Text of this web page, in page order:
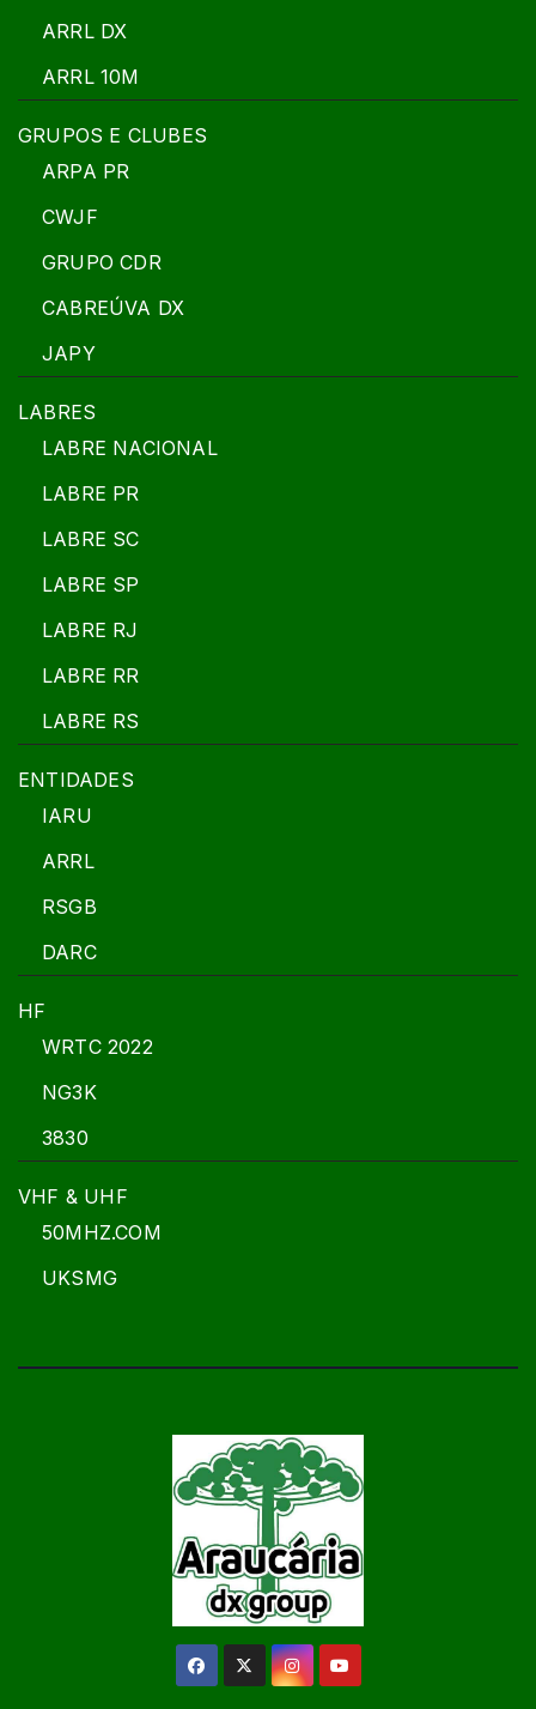
ARRL DX
ARRL 10M
GRUPOS E CLUBES
ARPA PR
CWJF
GRUPO CDR
CABREÚVA DX
JAPY
LABRES
LABRE NACIONAL
LABRE PR
LABRE SC
LABRE SP
LABRE RJ
LABRE RR
LABRE RS
ENTIDADES
IARU
ARRL
RSGB
DARC
HF
WRTC 2022
NG3K
3830
VHF & UHF
50MHZ.COM
UKSMG